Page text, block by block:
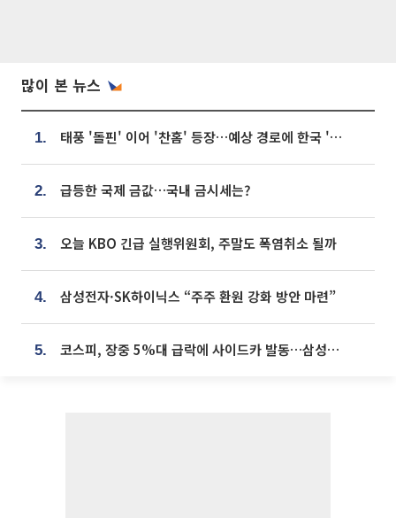
많이 본 뉴스
1. 태풍 '돌핀' 이어 '찬홈' 등장…예상 경로에 한국 '한숨'
2. 급등한 국제 금값…국내 금시세는?
3. 오늘 KBO 긴급 실행위원회, 주말도 폭염취소 될까
4. 삼성전자·SK하이닉스 “주주 환원 강화 방안 마련”
5. 코스피, 장중 5%대 급락에 사이드카 발동…삼성·SK 동반 폭락